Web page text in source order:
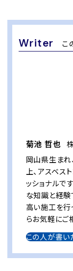
Writer こ
菊池 哲也
岡山県生ま
上、アスベ
ッショナルで
な知識と経験
高い施工を行
らお気軽にご
この人が書い